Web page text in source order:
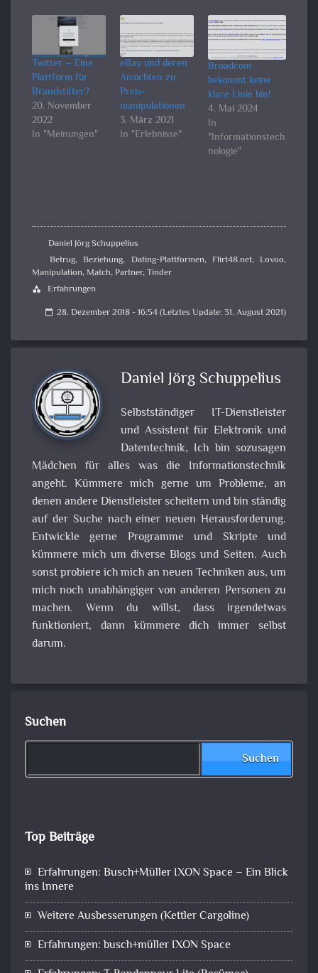
Twitter – Eine
Plattform für
Brandstifter?
20. November
2022
In "Meinungen"
eBay und deren
Ansichten zu
Preis­
manipulationen
3. März 2021
In "Erlebnisse"
Broadcom
bekommt keine
klare Linie hin!
4. Mai 2024
In
"Informationstech
nologie"
Daniel Jörg Schuppelius
Betrug,Beziehung, Dating-Plattformen, Flirt48.net, Lovoo,
Manipulation, Match,Partner,Tinder
category Erfahrungen
calendar_today 28. Dezember 2018 - 16:54 (Letztes Update: 31. August 2021)
Daniel Jörg Schuppelius
Selbstständiger IT-Dienstleister
und Assistent für Elektronik und
Datentechnik, Ich bin sozusagen
Mädchen für alles was die Informationstechnik
angeht. Kümmere mich gerne um Probleme, an
denen andere Dienstleister scheitern und bin ständig
auf der Suche nach einer neuen Herausforderung.
Entwickle gerne Programme und Skripte und
kümmere mich um diverse Blogs und Seiten. Auch
sonst probiere ich mich an neuen Techniken aus, um
mich noch unabhängiger von anderen Personen zu
machen. Wenn du willst, dass irgendetwas
funktioniert, dann kümmere dich immer selbst
darum.
Suchen
Suchen
Top Beiträge
Erfahrungen: Busch+Müller IXON Space – Ein Blick
ins Innere
Weitere Ausbesserungen (Kettler Cargoline)
Erfahrungen: busch+müller IXON Space